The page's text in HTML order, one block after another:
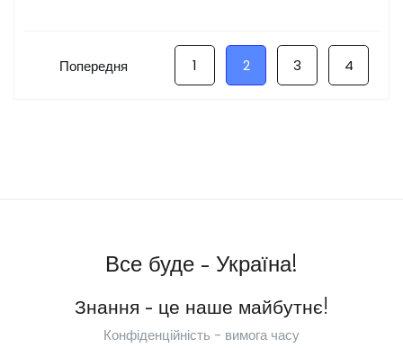
Попередня 1 2 3 4
Все буде - Україна!
Знання - це наше майбутнє!
Конфіденційність - вимога часу